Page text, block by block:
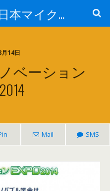
一般社団法人 日本マイクロ・ナノバブル学会
14日
ベーション
Mail SMS